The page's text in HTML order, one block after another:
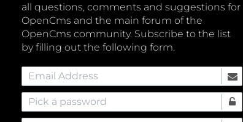
all questions, comments and suggestions for
OpenCms and the main forum of the
OpenCms community. Subscribe to the list
by filling out the following form.
Email Address
Pick a password